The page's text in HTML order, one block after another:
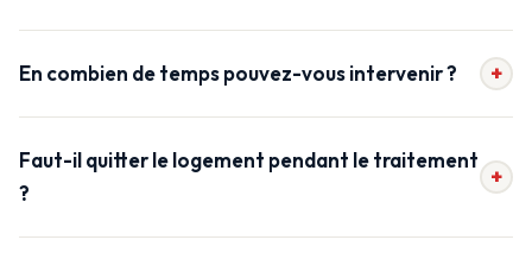
En combien de temps pouvez-vous intervenir ? +
Faut-il quitter le logement pendant le traitement
?
+